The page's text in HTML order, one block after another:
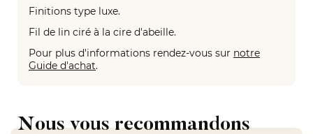
Finitions type luxe.
Fil de lin ciré à la cire d'abeille.
Pour plus d'informations rendez-vous sur notre
Guide d'achat.
Nous vous recommandons